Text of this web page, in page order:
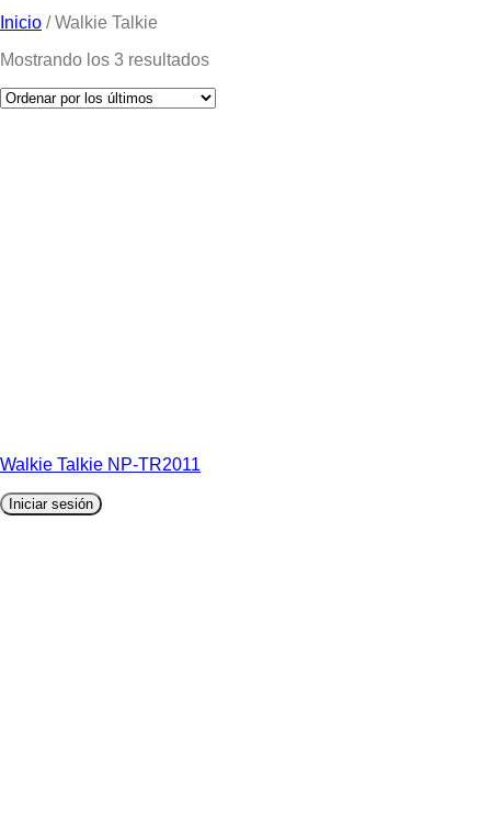
Inicio /Walkie Talkie
Mostrando los 3 resultados
Walkie Talkie NP-TR2011
Iniciar sesión